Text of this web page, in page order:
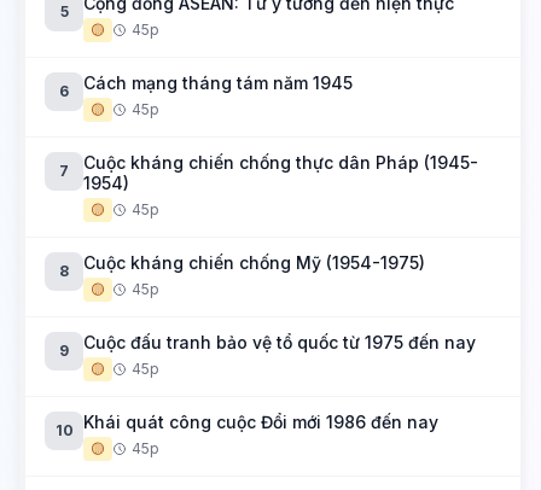
5
🟡 45p
6 Cách mạng tháng tám năm 1945
🟡 45p
7
Cuộc kháng chiến chống thực dân Pháp (1945-
1954)
🟡 45p
8 Cuộc kháng chiến chống Mỹ (1954-1975)
🟡 45p
9 Cuộc đấu tranh bảo vệ tổ quốc từ 1975 đến nay
🟡 45p
10 Khái quát công cuộc Đổi mới 1986 đến nay
🟡 45p